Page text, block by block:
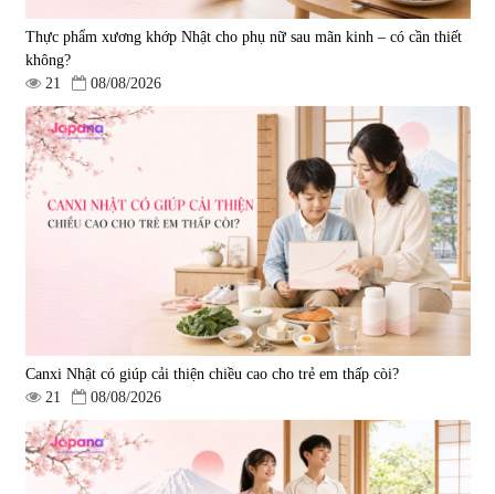
Viên uống hỗ trợ giấc ngủ Fujina
Sleepy Nhật Bản 80 viên
580.000 đ
điều trị đột quỵ Biken Kinase
Gold 60 viên
|0
1.570.000 đ
Thực phẩm xương khớp Nhật cho phụ nữ sau mãn kinh – có cần thiết
không?
21
08/08/2026
Canxi Nhật có giúp cải thiện chiều cao cho trẻ em thấp còi?
21
08/08/2026